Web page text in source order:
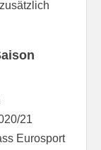
21
Eurosport